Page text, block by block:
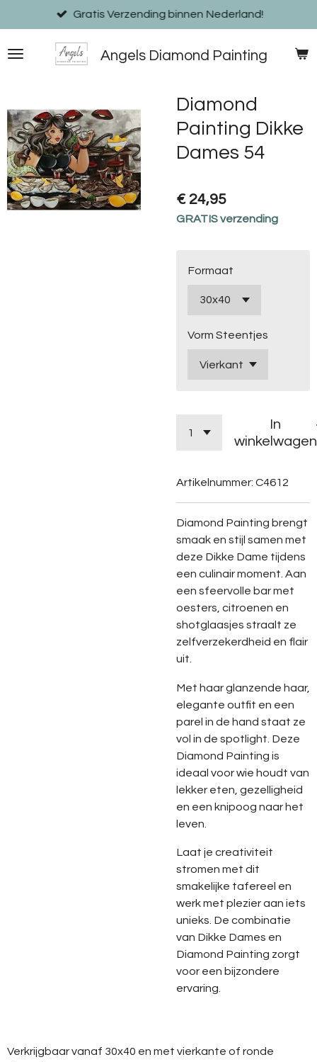
direct
naar
Angels Diamond Painting
Gratis Verzending binnen Nederland!
Diamond
Painting Dikke
Dames 54
€ 24,95
GRATIS verzending
Formaat
Vorm Steentjes
In
winkelwagen
Artikelnummer: C4612
Diamond Painting brengt
smaak en stijl samen met
deze Dikke Dame tijdens
een culinairmoment. Aan
een sfeervolle barmet
oesters, citroenen en
shotglaasjes straalt ze
zelfverzekerdheid en flair
uit.
Met haarglanzende haar,
elegante outfit en een
parel in de hand staat ze
vol in de spotlight. Deze
Diamond Painting is
ideaal voorwie houdt van
lekkereten, gezelligheid
en een knipoog naar het
leven.
Laat je creativiteit
stromen met dit
smakelijke tafereel en
werkmet plezieraan iets
unieks. De combinatie
van Dikke Dames en
Diamond Painting zorgt
vooreen bijzondere
ervaring.
Verkrijgbaar vanaf 30x40 en met vierkante of ronde